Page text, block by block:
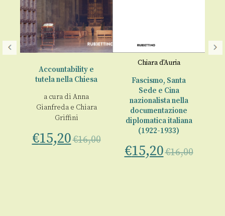
Accountability e
tutela nella Chiesa
a cura di Anna
Gianfredae Chiara
Griffini
€15,20€16,00
Chiara d'Auria
Fascismo, Santa
Sede e Cina
nazionalista nella
documentazione
diplomatica italiana
(1922-1933)
€15,20€16,00